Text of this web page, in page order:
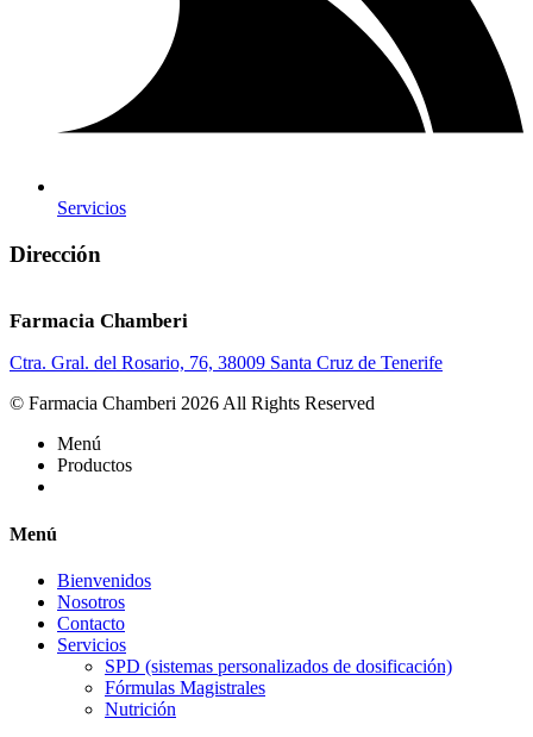
Servicios
Dirección
Farmacia Chamberi
Ctra. Gral. del Rosario, 76, 38009 Santa Cruz de Tenerife
© Farmacia Chamberi 2026 All Rights Reserved
Menú
Productos
Menú
Bienvenidos
Nosotros
Contacto
Servicios
SPD (sistemas personalizados de dosificación)
Fórmulas Magistrales
Nutrición